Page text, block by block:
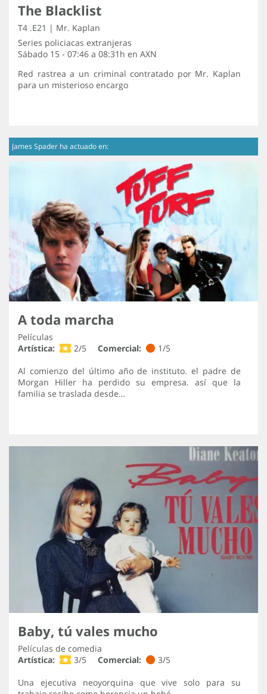
The Blacklist
T4 .E21 | Mr. Kaplan
Series policiacas extranjeras
Sábado 15 - 07:46 a 08:31h en AXN
Red rastrea a un criminal contratado por Mr. Kaplan
para un misterioso encargo
James Spader ha actuado en:
A toda marcha
Películas
Artística:
2/5 Comercial:
1/5
Al comienzo del último año de instituto. el padre de
Morgan Hiller ha perdido su empresa. así que la
familia se traslada desde…
Baby, tú vales mucho
Películas de comedia
Artística:
3/5 Comercial:
3/5
Una ejecutiva neoyorquina que vive solo para su